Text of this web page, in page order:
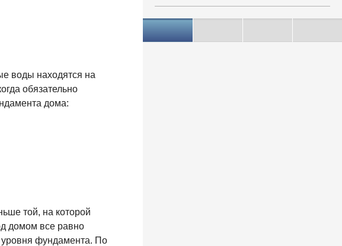
воды находятся на
обязательно
дома:
той, на которой
домом все равно
уровня фундамента. По